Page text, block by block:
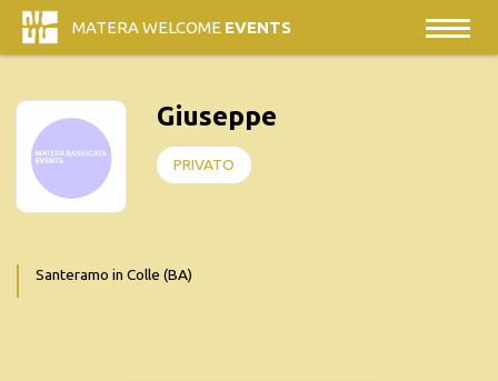
MATERA WELCOME EVENTS
Giuseppe
PRIVATO
Santeramo in Colle (BA)